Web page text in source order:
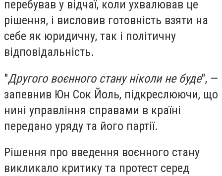
перебував у відчаї, коли ухвалював це
рішення, і висловив готовність взяти на
себе як юридичну, так і політичну
відповідальність.
"Другого воєнного стану ніколи не буде", —
запевнив Юн Сок Йоль, підкреслюючи, що
нині управління справами в країні
передано уряду та його партії.
Рішення про введення воєнного стану
викликало критику та протест серед